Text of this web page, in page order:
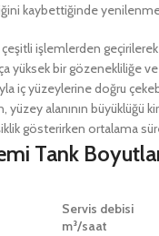
kaybettiğinde
işlemlerden
yüksek bir gözenekliliğe
iç yüzeylerine doğru
alanının büyüklüğü
gösterirken ortalama süre
Tank
Servis debisi
m³/saat